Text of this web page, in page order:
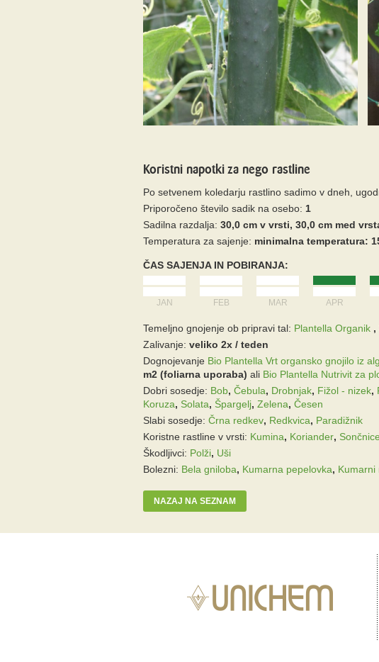
Koristni napotki za nego rastline
Po setvenem koledarju rastlino sadimo v dneh,
Priporočeno število sadik na osebo: 1
Sadilna razdalja: 30,0 cm v vrsti, 30,0 cm med
Temperatura za sajenje: minimalna temperatura:
ČAS SAJENJA IN POBIRANJA:
JAN FEB MAR APR
Temeljno gnojenje ob pripravi tal: Plantella Organik ,
Zalivanje: veliko 2x / teden
Dognojevanje Bio Plantella Vrt organsko gnojilo iz alg
m2 (foliarna uporaba) ali Bio Plantella Nutrivit za
Dobri sosedje: Bob, Čebula, Drobnjak, Fižol - nizek,
Koruza, Solata, Špargelj, Zelena, Česen
Slabi sosedje: Črna redkev, Redkvica, Paradižnik
Koristne rastline v vrsti: Kumina, Koriander, Sončnice
Škodljivci: Polži, Uši
Bolezni: Bela gniloba, Kumarna pepelovka, Kumarni
NAZAJ NA SEZNAM